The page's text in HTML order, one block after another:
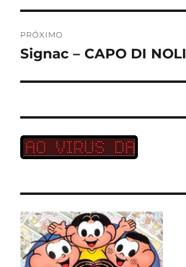
PRÓXIMO
Próximo
Signac – CAPO DI NOLI